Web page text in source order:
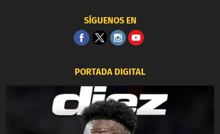
SÍGUENOS EN
PORTADA DIGITAL